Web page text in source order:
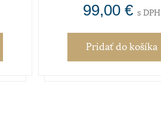
99,00 € s DPH
Pridaťdo košíka